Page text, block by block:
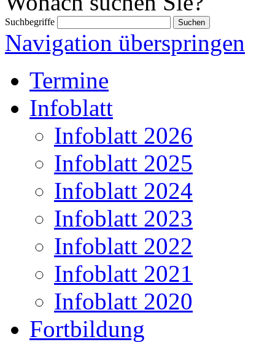
Suchbegriffe
Navigation überspringen
Termine
Infoblatt
Infoblatt 2026
Infoblatt 2025
Infoblatt 2024
Infoblatt 2023
Infoblatt 2022
Infoblatt 2021
Infoblatt 2020
Fortbildung